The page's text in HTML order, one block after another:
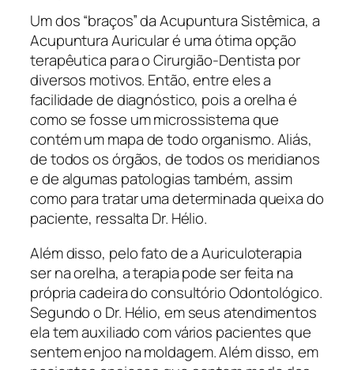
Um dos “braços” da Acupuntura Sistêmica, a
Acupuntura Auricular é uma ótima opção
terapêutica para o Cirurgião-Dentista por
diversos motivos. Então, entre eles a
facilidade de diagnóstico, pois a orelha é
como se fosse um microssistema que
contém um mapa de todo organismo. Aliás,
de todos os órgãos, de todos os meridianos
e de algumas patologias também, assim
como para tratar uma determinada queixa do
paciente, ressalta Dr. Hélio.
Além disso, pelo fato de a Auriculoterapia
ser na orelha, a terapia pode ser feita na
própria cadeira do consultório Odontológico.
Segundo o Dr. Hélio, em seus atendimentos
ela tem auxiliado com vários pacientes que
sentem enjoo na moldagem. Além disso, em